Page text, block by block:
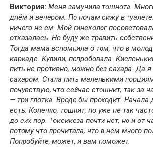
Виктория: Меня замучила тошнота.
днём и вечером. По ночам сижу в
ничего не ем. Мой гинеколог
отказалась. Не буду же травить
Тогда мама вспомнила о том, что в
каркаде. Купили, попробовала.
пить не противно, можно без сахара. Да я
сахаром. Стала пить маленькими
почувствую, что сейчас стошнит, так за
— три глотка. Вроде бы проходит. Начала
есть. Конечно, тошнит, но уже не так
до сих пор. Токсикоза почти нет, но и от
потому что прочитала, что в нём много
Попробуйте, может, и вам поможет.